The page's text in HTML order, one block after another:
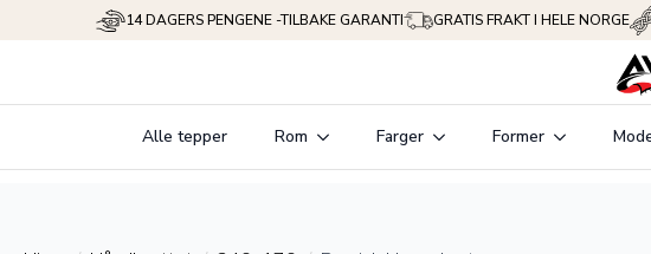
14 DAGERS PENGENE -TILBAKE GARANTI GRATIS FRAKT I HELE NORGE
Alle tepper Rom Farger Former